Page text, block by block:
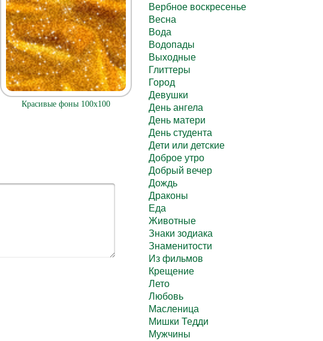
Красивые фоны 100x100
Вербное воскресенье
Весна
Вода
Водопады
Выходные
Глиттеры
Город
Девушки
День ангела
День матери
День студента
Дети или детские
Доброе утро
Добрый вечер
Дождь
Драконы
Еда
Животные
Знаки зодиака
Знаменитости
Из фильмов
Крещение
Лето
Любовь
Масленица
Мишки Тедди
Мужчины